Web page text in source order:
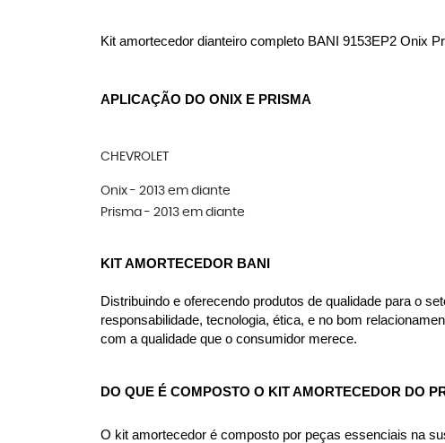
Kit amortecedor dianteiro completo BANI 9153EP2 Onix
APLICAÇÃO DO ONIX E PRISMA
CHEVROLET
Onix - 2013 em diante
Prisma - 2013 em diante
KIT AMORTECEDOR BANI
Distribuindo e oferecendo produtos de qualidade para o
responsabilidade, tecnologia, ética, e no bom
com a qualidade que o consumidor merece.
DO QUE É COMPOSTO O KIT AMORTECEDOR DO
O kit amortecedor é composto por peças essenciais na